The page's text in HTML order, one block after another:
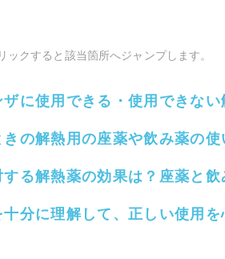
ックすると該当箇所へジャンプします。
に使用できる・使用できな
の解熱用の座薬や飲み薬の使
る解熱薬の効果は？座薬と飲
分に理解して、正しい使用